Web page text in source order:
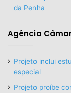
da Penha
Agência
Projeto inclui
especial
Projeto proíbe